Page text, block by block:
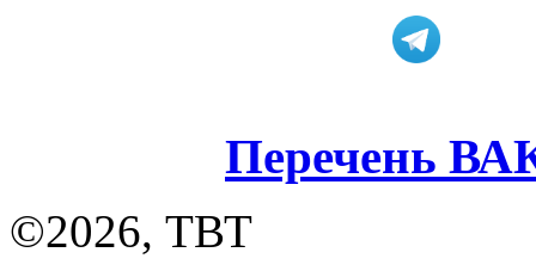
Перечень
©2026, ТВТ